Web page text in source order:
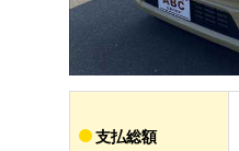
支払総額